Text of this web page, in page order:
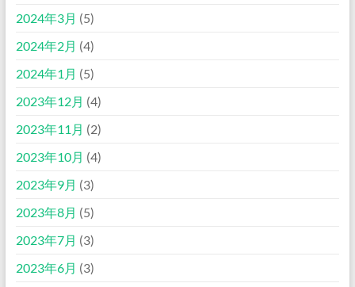
2024年3月 (5)
2024年2月 (4)
2024年1月 (5)
2023年12月 (4)
2023年11月 (2)
2023年10月 (4)
2023年9月 (3)
2023年8月 (5)
2023年7月 (3)
2023年6月 (3)